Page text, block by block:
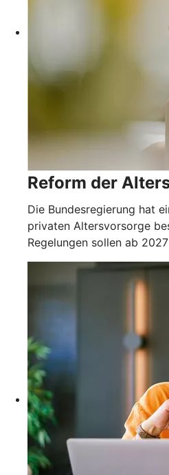
Reform der
Die Bundesregierung hat
privaten Altersvorsorge
Regelungen sollen ab